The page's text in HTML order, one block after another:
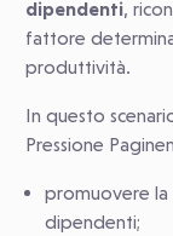
dipendenti,
fattore
produttività.
In questo
Pressione
promuovere la
dipendenti;